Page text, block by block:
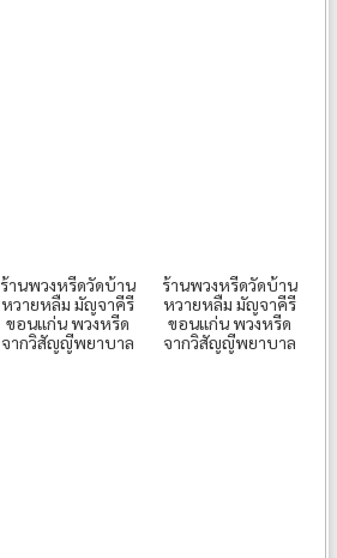
ร้านพวงหรีดวัดบ้าน
หวายหลืม มัญจาคีรี
ขอนแก่น พวงหรีด
จากวิสัญญีพยาบาล
ร้านพวงหรีดวัดบ้าน
หวายหลืม มัญจาคีรี
ขอนแก่น พวงหรีด
จากวิสัญญีพยาบาล